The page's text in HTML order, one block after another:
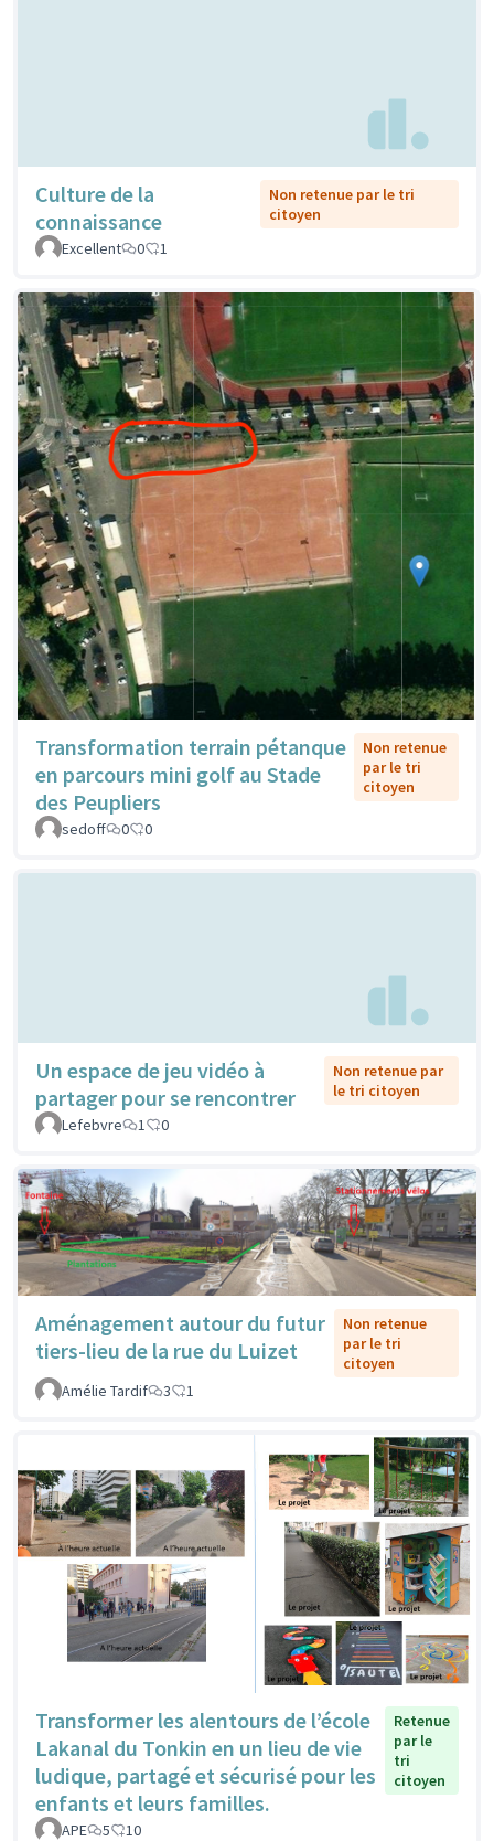
Culture de la
connaissance
Non retenue par le tri
citoyen
Excellent
0 1
Transformation terrain pétanque
en parcours mini golf au Stade
des Peupliers
Non retenue
par le tri
citoyen
sedoff 0 0
Un espace de jeu vidéo à
partager pour se rencontrer
Non retenue par
le tri citoyen
Lefebvre
1 0
Aménagement autour du futur
tiers-lieu de la rue du Luizet
Non retenue
par le tri
citoyen
Amélie Tardif
3 1
Transformer les alentours de l’école
Lakanal du Tonkin en un lieu de vie
ludique, partagé et sécurisé pour les
enfants et leurs familles.
Retenue
par le
tri
citoyen
APE 5 10